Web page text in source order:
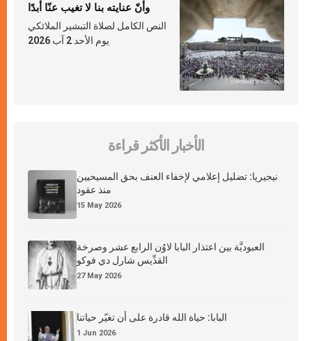
وأنّ عنايته بنا لا تغيب عنّا أبدًا
النص الكامل لصلاة التبشير الملائكي
يوم الأحد 2 آب 2026
الأخبار الأكثر قراءة
نيجيريا: تضليل إعلامي لإخفاء العنف بحق المسيحيين
منذ عقود
15 May 2026
العبوديَّة بين اعتذار البابا لاوُن الرابع عشر وصرخة
القدِّيس شارل دي فوكو
27 May 2026
البابا: حياة الله قادرة على أن تغيّر حياتنا
1 Jun 2026